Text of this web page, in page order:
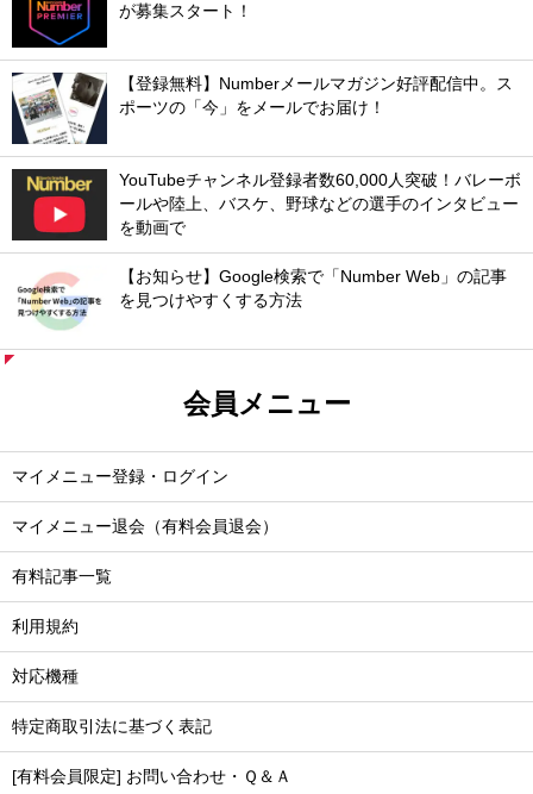
が募集スタート！
【登録無料】Numberメールマガジン好評配信中。ス
ポーツの「今」をメールでお届け！
YouTubeチャンネル登録者数60,000人突破！バレーボ
ールや陸上、バスケ、野球などの選手のインタビュー
を動画で
【お知らせ】Google検索で「Number Web」の記事
を見つけやすくする方法
会員メニュー
マイメニュー登録・ログイン
マイメニュー退会（有料会員退会）
有料記事一覧
利用規約
対応機種
特定商取引法に基づく表記
[有料会員限定] お問い合わせ・Ｑ＆Ａ